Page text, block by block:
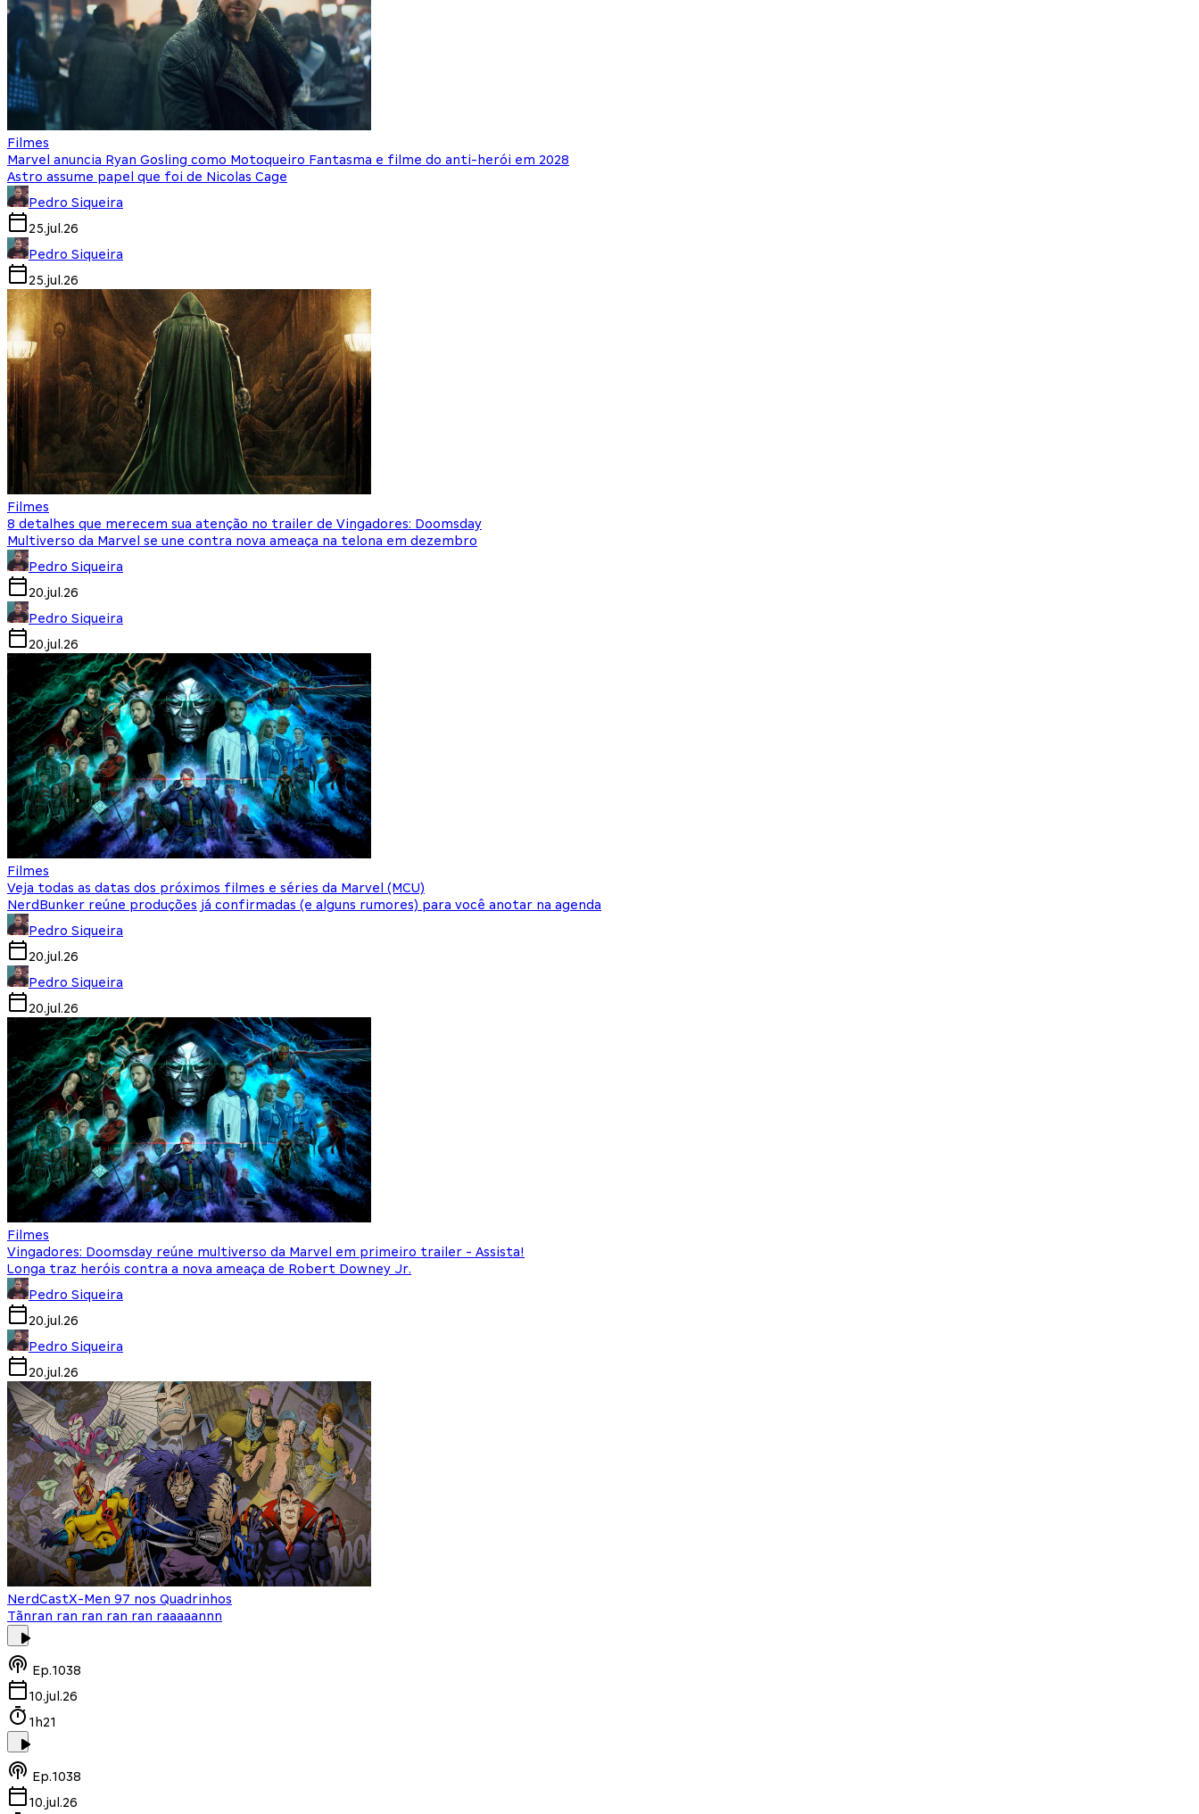
Filmes
Marvel anuncia Ryan Gosling como Motoqueiro Fantasma e filme do anti-herói em 2028
Astro assume papel que foi de Nicolas Cage
Pedro Siqueira
25.jul.26
Pedro Siqueira
25.jul.26
Filmes
8 detalhes que merecem sua atenção no trailer de Vingadores: Doomsday
Multiverso da Marvel se une contra nova ameaça na telona em dezembro
Pedro Siqueira
20.jul.26
Pedro Siqueira
20.jul.26
Filmes
Veja todas as datas dos próximos filmes e séries da Marvel (MCU)
NerdBunker reúne produções já confirmadas (e alguns rumores) para você anotar na agenda
Pedro Siqueira
20.jul.26
Pedro Siqueira
20.jul.26
Filmes
Vingadores: Doomsday reúne multiverso da Marvel em primeiro trailer - Assista!
Longa traz heróis contra a nova ameaça de Robert Downey Jr.
Pedro Siqueira
20.jul.26
Pedro Siqueira
20.jul.26
NerdCastX-Men 97 nos Quadrinhos
Tãnran ran ran ran ran raaaaannn
Ep.1038
10.jul.26
1h21
Ep.1038
10.jul.26